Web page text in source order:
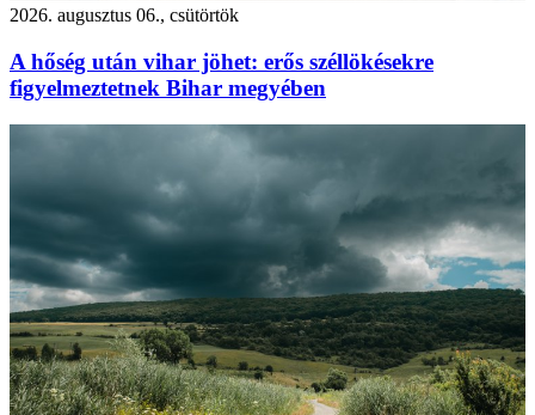
2026. augusztus 06., csütörtök
A hőség után vihar jöhet: erős széllökésekre
figyelmeztetnek Bihar megyében